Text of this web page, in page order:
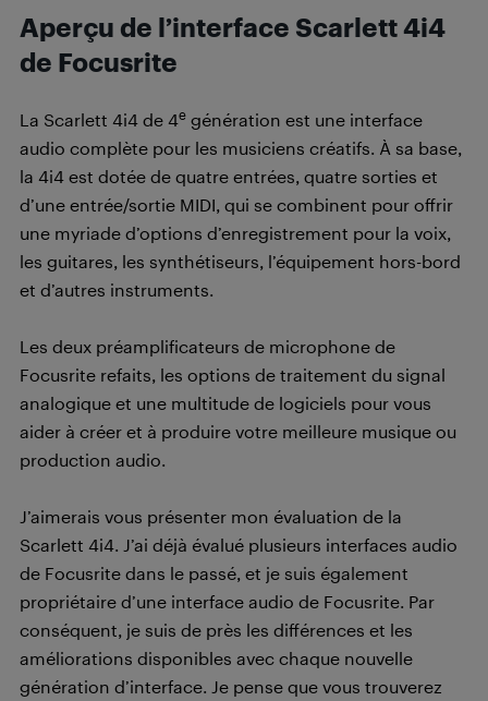
Aperçu de l’interface Scarlett 4i4
de Focusrite
La Scarlett 4i4 de 4e génération est une interface
audio complète pour les musiciens créatifs. À sa base,
la 4i4 est dotée de quatre entrées, quatre sorties et
d’une entrée/sortie MIDI, qui se combinent pour offrir
une myriade d’options d’enregistrement pour la voix,
les guitares, les synthétiseurs, l’équipement hors-bord
et d’autres instruments.
Les deux préamplificateurs de microphone de
Focusrite refaits, les options de traitement du signal
analogique et une multitude de logiciels pour vous
aider à créer et à produire votre meilleure musique ou
production audio.
J’aimerais vous présenter mon évaluation de la
Scarlett 4i4. J’ai déjà évalué plusieurs interfaces audio
de Focusrite dans le passé, et je suis également
propriétaire d’une interface audio de Focusrite. Par
conséquent, je suis de près les différences et les
améliorations disponibles avec chaque nouvelle
génération d’interface. Je pense que vous trouverez